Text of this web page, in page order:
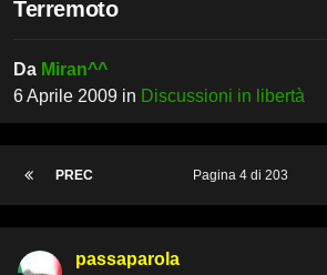
Terremoto
Da Miran^^
6 Aprile 2009 in Discussioni in libertà
PREC Pagina 4 di 203
passaparola